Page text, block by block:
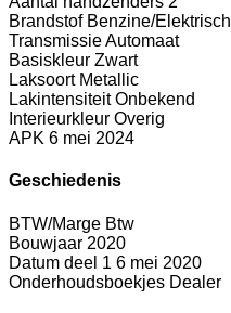
Brandstof Benzine/Elektrisch
TransmissieAutomaat
Basiskleur Zwart
Laksoort Metallic
Lakintensiteit Onbekend
Interieurkleur Overig
APK 6 mei 2024
Geschiedenis
BTW/Marge Btw
Bouwjaar 2020
Datum deel 1 6 mei 2020
Onderhoudsboekjes Dealer